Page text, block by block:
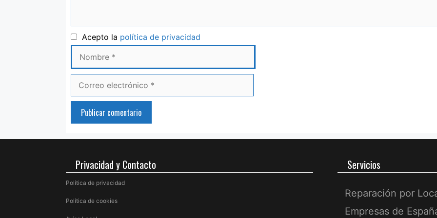
Acepto la política de privacidadNombre
electrónico
Privacidad y Contacto
Política de privacidad
Política de cookies
Servicios
Reparación por
Empresas de